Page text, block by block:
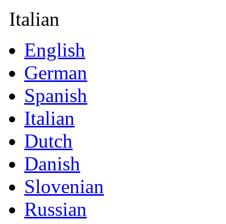
Italian
English
German
Spanish
Italian
Dutch
Danish
Slovenian
Russian